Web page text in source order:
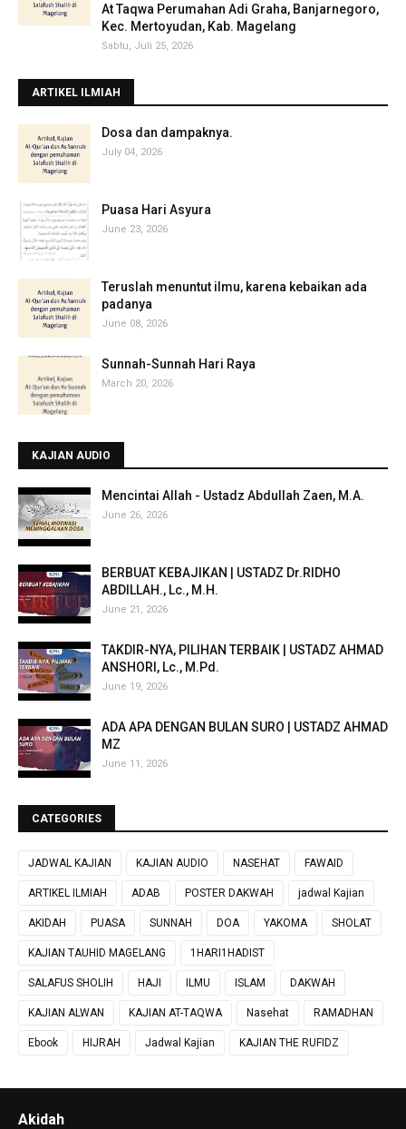
At Taqwa Perumahan Adi Graha, Banjarnegoro,
Kec. Mertoyudan, Kab. Magelang
Sabtu, Juli 25, 2026
ARTIKEL ILMIAH
‎Dosa dan dampaknya.
July 04, 2026
Puasa Hari Asyura
June 23, 2026
Teruslah menuntut ilmu, karena kebaikan ada
padanya
June 08, 2026
Sunnah-Sunnah Hari Raya
March 20, 2026
KAJIAN AUDIO
Mencintai Allah - Ustadz Abdullah Zaen, M.A.
June 26, 2026
BERBUAT KEBAJIKAN | USTADZ Dr.RIDHO
ABDILLAH., Lc., M.H.
June 21, 2026
TAKDIR-NYA, PILIHAN TERBAIK | USTADZ AHMAD
ANSHORI, Lc., M.Pd.
June 19, 2026
ADA APA DENGAN BULAN SURO | USTADZ AHMAD
MZ
June 11, 2026
CATEGORIES
JADWAL KAJIAN KAJIAN AUDIO NASEHAT FAWAID
ARTIKEL ILMIAH ADAB POSTER DAKWAH jadwal Kajian
AKIDAH PUASA SUNNAH DOA YAKOMA SHOLAT
KAJIAN TAUHID MAGELANG 1HARI1HADIST
SALAFUS SHOLIH HAJI ILMU ISLAM DAKWAH
KAJIAN ALWAN KAJIAN AT-TAQWA Nasehat RAMADHAN
Ebook HIJRAH Jadwal Kajian KAJIAN THE RUFIDZ
Akidah